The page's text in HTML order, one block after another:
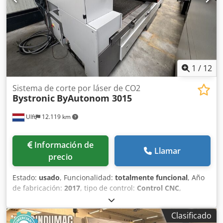
1 / 12
Ulft 12.119 km
Sistema de corte por láser de CO2
Bystronic ByAutonom 3015
Información de
precio
Llamar
Estado: usado, Funcionalidad: totalmente funcional, Año
de fabricación: 2017, tipo de control: Control CNC,
Bystronic
ByVision, tipo de láser:Láser de CO₂, fabricante de
fuentes láser:Bystronic, modelo de fuente láser:ByLaser
Clasificado